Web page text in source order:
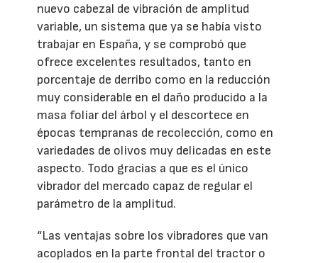
nuevo cabezal de vibración de amplitud
variable, un sistema que ya se había visto
trabajar en España, y se comprobó que
ofrece excelentes resultados, tanto en
porcentaje de derribo como en la reducción
muy considerable en el daño producido a la
masa foliar del árbol y el descortece en
épocas tempranas de recolección, como en
variedades de olivos muy delicadas en este
aspecto. Todo gracias a que es el único
vibrador del mercado capaz de regular el
parámetro de la amplitud.
“Las ventajas sobre los vibradores que van
acoplados en la parte frontal del tractor o